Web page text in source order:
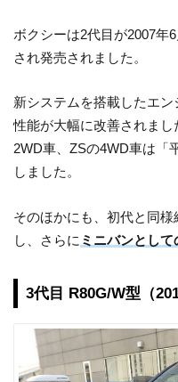
ボクシーは2代目が2007年
され発売されました。
新システムを搭載したエ
性能が大幅に改善されま
2WD車、ZSの4WD車は「
しました。
そのほかにも、初代と同
し、さらに ミニバンとして
3代目 R80G/W型（